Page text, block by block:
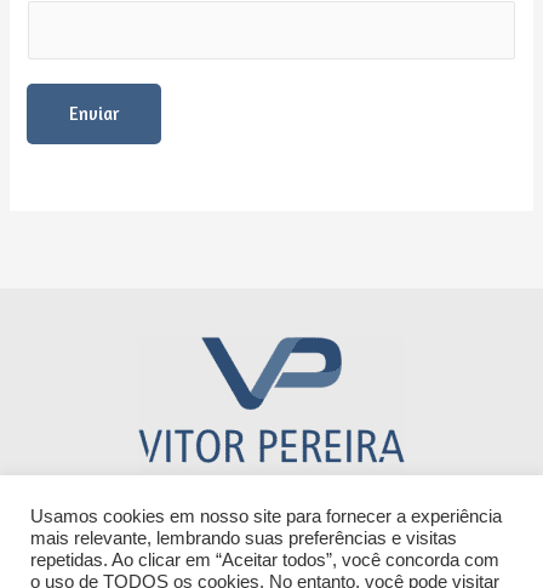
Enviar
Este site não faz parte do Google nem do Facebook ou do
Facebook Inc. Além disso, não oferecemos nenhum tipo de
Usamos cookies em nosso site para fornecer a experiência
mais relevante, lembrando suas preferências e visitas
repetidas. Ao clicar em “Aceitar todos”, você concorda com
o uso de TODOS os cookies. No entanto, você pode visitar